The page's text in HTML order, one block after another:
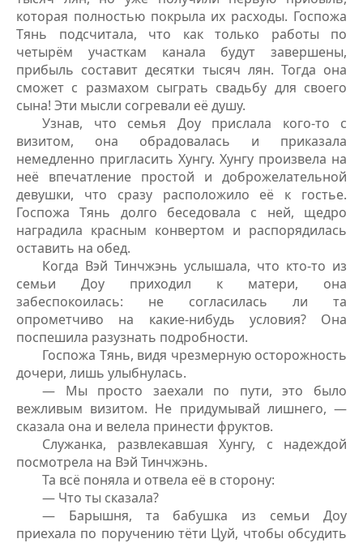
которая полностью покрыла их расходы. Госпожа
Тянь подсчитала, что как только работы по
четырём участкам канала будут завершены,
прибыль составит десятки тысяч лян. Тогда она
сможет с размахом сыграть свадьбу для своего
сына! Эти мысли согревали её душу.
Узнав, что семья Доу прислала кого-то с
визитом, она обрадовалась и приказала
немедленно пригласить Хунгу. Хунгу произвела на
неё впечатление простой и доброжелательной
девушки, что сразу расположило её к гостье.
Госпожа Тянь долго беседовала с ней, щедро
наградила красным конвертом и распорядилась
оставить на обед.
Когда Вэй Тинчжэнь услышала, что кто-то из
семьи Доу приходил к матери, она
забеспокоилась: не согласилась ли та
опрометчиво на какие-нибудь условия? Она
поспешила разузнать подробности.
Госпожа Тянь, видя чрезмерную осторожность
дочери, лишь улыбнулась.
— Мы просто заехали по пути, это было
вежливым визитом. Не придумывай лишнего, —
сказала она и велела принести фруктов.
Служанка, развлекавшая Хунгу, с надеждой
посмотрела на Вэй Тинчжэнь.
Та всё поняла и отвела её в сторону:
— Что ты сказала?
— Барышня, та бабушка из семьи Доу
приехала по поручению тёти Цуй, чтобы обсудить